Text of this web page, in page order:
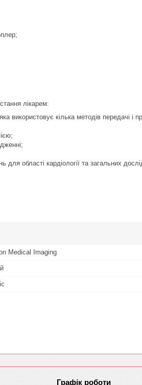
лікарем:
використовує кілька методів передачі і
області кардіології та загальних
Medical Imaging
Графік роботи